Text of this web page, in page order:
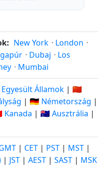
New York · London ·
· Dubaj · Los
· Mumbai
Államok | 🇨🇳
| 🇩🇪 Németország |
Kanada | 🇦🇺 Ausztrália |
| CET | PST | MST |
| JST | AEST | SAST | MSK